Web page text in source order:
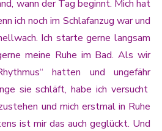
wann der Tag beginnt. Mich hat
ich noch im Schlafanzug war und
Ich starte gerne langsam
meine Ruhe im Bad. Als wir
hatten und ungefähr
sie schläft, habe ich versucht
und mich erstmal in Ruhe
ist mir das auch geglückt. Und